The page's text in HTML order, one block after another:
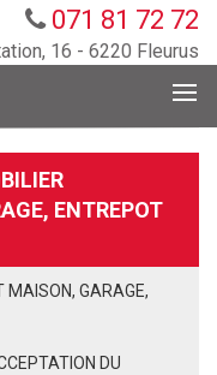
071 81 72 72
16 - 6220 Fleurus
ENTREPOT
MAISON, GARAGE,
DU